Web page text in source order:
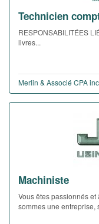
Technicien
RESPONSABILITÉES
livres...
Merlin & Associé CPA
Machiniste
Vous êtes passionnés
sommes une entreprise,